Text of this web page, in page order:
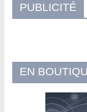
PUBLICITÉ
EN